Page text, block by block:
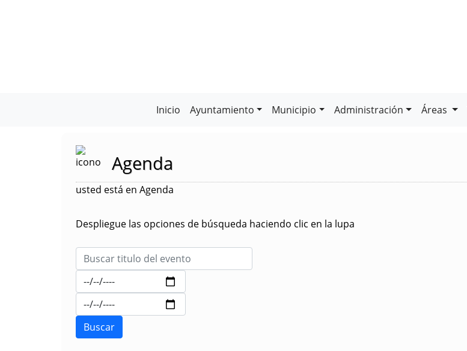
Inicio Ayuntamiento Municipio Administración Áreas
Agenda
usted está en Agenda
Despliegue las opciones de búsqueda haciendo clic en la lupa